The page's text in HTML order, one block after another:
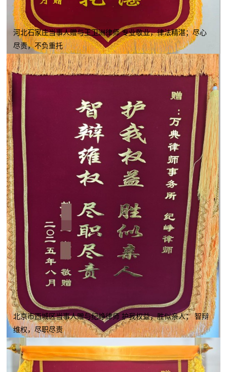
河北石家庄当事人赠与王卫洲律师 专业敬业，律法精湛；尽心
尽责，不负重托
北京市西城区当事人赠与纪峥律师 护我权益，胜似亲人； 智辩
维权，尽职尽责